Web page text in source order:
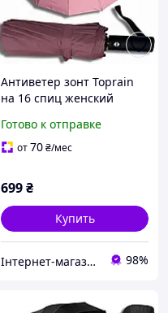
Антиветер зонт Toprain
на 16 спиц женский
автомат складной
качественный прочный
дождя
Готово к отправке
от70₴/мес
699₴
Купить
Інтернет-магазин Sport Year 98%